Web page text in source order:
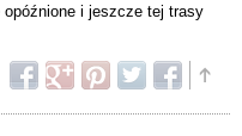
i jeszcze tej trasy